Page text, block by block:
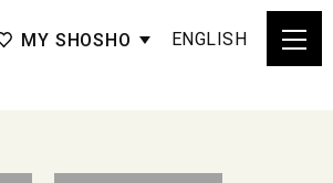
MY SHOSHO ENGLISH